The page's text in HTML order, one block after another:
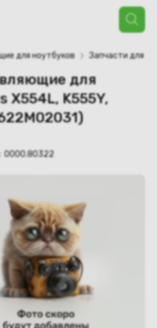
Поиск
товаров
для ноутбуков Запчасти для
для
X554L, K555Y,
0000.80322